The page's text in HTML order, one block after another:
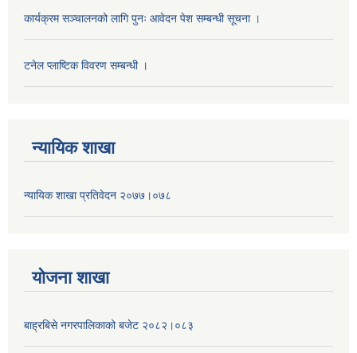
कार्यक्रम सञ्चालनको लागि पुनः आवेदन पेश सम्बन्धी सूचना ।
टनेल प्लाष्टिक विवरण सम्बन्धी ।
न्यायिक शाखा
न्यायिक शाखा प्रतिवेदन २०७७।०७८
याेजना शाखा
बाह्रबिसे नगरपालिकाको बजेट २०८२।०८३